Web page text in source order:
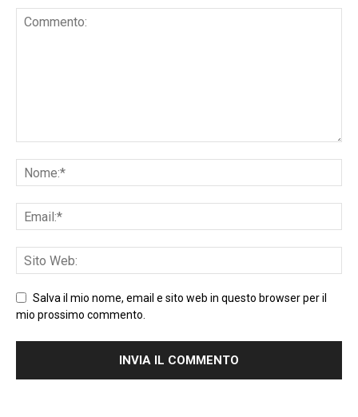
Salva il mio nome, email e sito web in questo browser per il
mio prossimo commento.